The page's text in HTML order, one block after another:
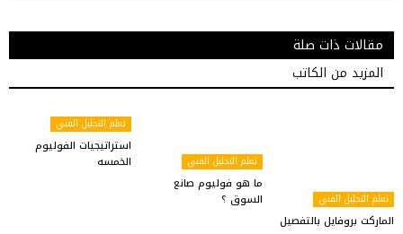
مقالات ذات صلة
المزيد من الكاتب
تعلم التحليل الفني
استراتيجيات الفوليوم
الخمسه
تعلم التحليل الفني
ما هو فوليوم صانع
السوق ؟
تعلم التحليل الفني
الماركت بروفايل بالتفصيل